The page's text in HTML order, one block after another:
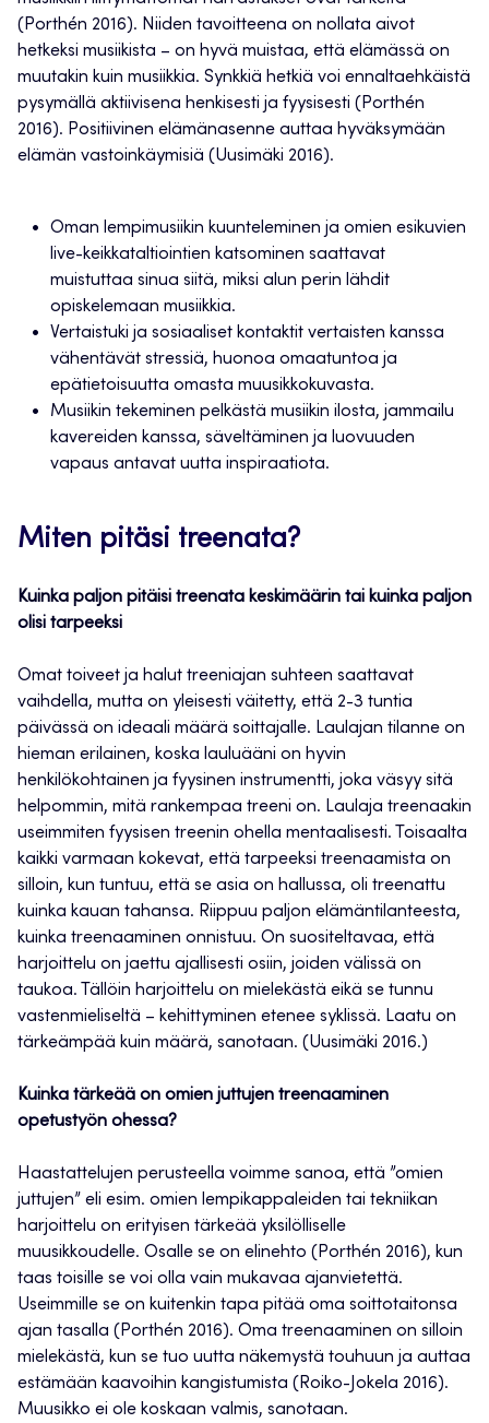
(Porthén 2016). Niiden tavoitteena on nollata aivot
hetkeksi musiikista – on hyvä muistaa, että elämässä on
muutakin kuin musiikkia. Synkkiä hetkiä voi ennaltaehkäistä
pysymällä aktiivisena henkisesti ja fyysisesti (Porthén
2016). Positiivinen elämänasenne auttaa hyväksymään
elämän vastoinkäymisiä (Uusimäki 2016).
Oman lempimusiikin kuunteleminen ja omien esikuvien
live-keikkataltiointien katsominen saattavat
muistuttaa sinua siitä, miksi alun perin lähdit
opiskelemaan musiikkia.
Vertaistuki ja sosiaaliset kontaktit vertaisten kanssa
vähentävät stressiä, huonoa omaatuntoa ja
epätietoisuutta omasta muusikkokuvasta.
Musiikin tekeminen pelkästä musiikin ilosta, jammailu
kavereiden kanssa, säveltäminen ja luovuuden
vapaus antavat uutta inspiraatiota.
Miten pitäsi treenata?
Kuinka paljon pitäisi treenata keskimäärin tai kuinka paljon
olisi tarpeeksi
Omat toiveet ja halut treeniajan suhteen saattavat
vaihdella, mutta on yleisesti väitetty, että 2-3 tuntia
päivässä on ideaali määrä soittajalle. Laulajan tilanne on
hieman erilainen, koska lauluääni on hyvin
henkilökohtainen ja fyysinen instrumentti, joka väsyy sitä
helpommin, mitä rankempaa treeni on. Laulaja treenaakin
useimmiten fyysisen treenin ohella mentaalisesti. Toisaalta
kaikki varmaan kokevat, että tarpeeksi treenaamista on
silloin, kun tuntuu, että se asia on hallussa, oli treenattu
kuinka kauan tahansa. Riippuu paljon elämäntilanteesta,
kuinka treenaaminen onnistuu. On suositeltavaa, että
harjoittelu on jaettu ajallisesti osiin, joiden välissä on
taukoa. Tällöin harjoittelu on mielekästä eikä se tunnu
vastenmieliseltä – kehittyminen etenee syklissä. Laatu on
tärkeämpää kuin määrä, sanotaan. (Uusimäki 2016.)
Kuinka tärkeää on omien juttujen treenaaminen
opetustyön ohessa?
Haastattelujen perusteella voimme sanoa, että ”omien
juttujen” eli esim. omien lempikappaleiden tai tekniikan
harjoittelu on erityisen tärkeää yksilölliselle
muusikkoudelle. Osalle se on elinehto (Porthén 2016), kun
taas toisille se voi olla vain mukavaa ajanvietettä.
Useimmille se on kuitenkin tapa pitää oma soittotaitonsa
ajan tasalla (Porthén 2016). Oma treenaaminen on silloin
mielekästä, kun se tuo uutta näkemystä touhuun ja auttaa
estämään kaavoihin kangistumista (Roiko-Jokela 2016).
Muusikko ei ole koskaan valmis, sanotaan.